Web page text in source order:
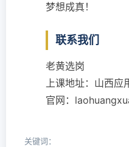
梦想成真！
联系我们
老黄选岗
上课地址：山西应
官网：
关键词：